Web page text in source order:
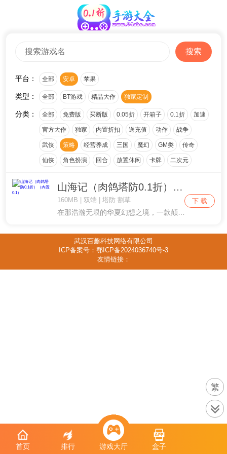
搜索
平台： 全部 安卓 苹果
类型： 全部 BT游戏 精品大作 独家定制
分类： 全部 免费版 买断版 0.05折 开箱子 0.1折 加速
官方大作 独家 内置折扣 送充值 动作 战争
武侠 策略 经营养成 三国 魔幻 GM类 传奇
仙侠 角色扮演 回合 放置休闲 卡牌 二次元
山海记（肉鸽塔防0.1折）（内置0.1）
160MB | 双端 | 塔防 割草 下 载
繁
武汉百趣科技网络有限公司
ICP备案号：鄂ICP备2024036740号-3
友情链接：
首页 排行 游戏大厅 盒子